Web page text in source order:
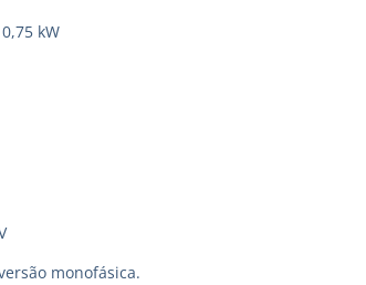
kW
monofásica.